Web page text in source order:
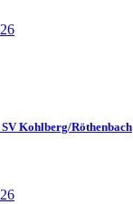
Kohlberg/Röthenbach